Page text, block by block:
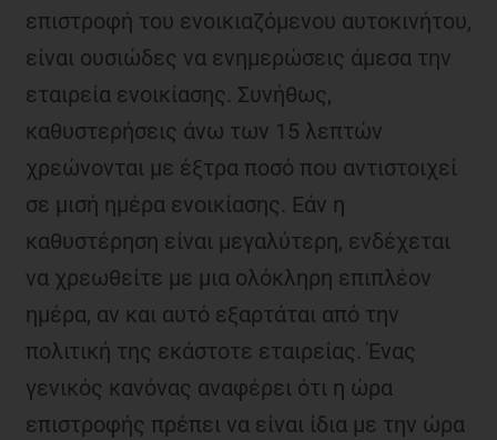
επιστροφή του ενοικιαζόμενου αυτοκινήτου,
είναι ουσιώδες να ενημερώσεις άμεσα την
εταιρεία ενοικίασης. Συνήθως,
καθυστερήσεις άνω των 15 λεπτών
χρεώνονται με έξτρα ποσό που αντιστοιχεί
σε μισή ημέρα ενοικίασης. Εάν η
καθυστέρηση είναι μεγαλύτερη, ενδέχεται
να χρεωθείτε με μια ολόκληρη επιπλέον
ημέρα, αν και αυτό εξαρτάται από την
πολιτική της εκάστοτε εταιρείας. Ένας
γενικός κανόνας αναφέρει ότι η ώρα
επιστροφής πρέπει να είναι ίδια με την ώρα